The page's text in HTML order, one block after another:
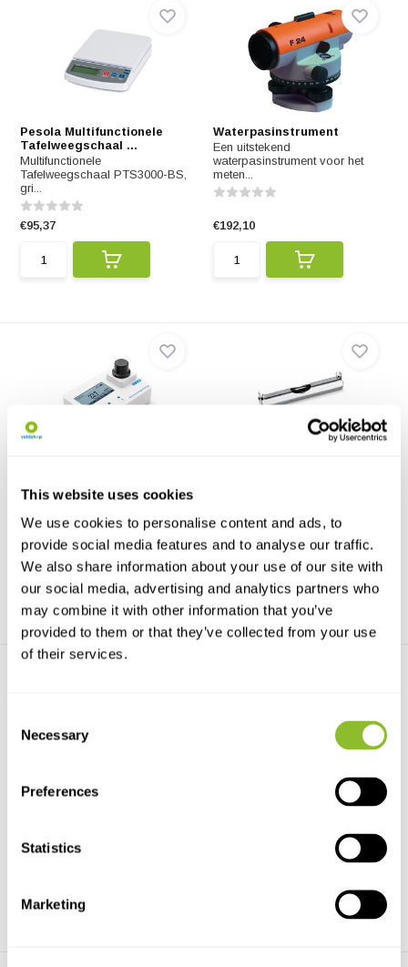
This website uses cookies
We use cookies to personalise content and ads, to
provide social media features and to analyse our traffic.
We also share information about your use of our site with
our social media, advertising and analytics partners who
may combine it with other information that you’ve
provided to them or that they’ve collected from your use
of their services.
Selection
Necessary
Preferences
Statistics
Marketing
Pesola Multifunctionele
Tafelweegschaal ...
Multifunctionele
Tafelweegschaal PTS3000-BS,
gri...
€95,37
Waterpasinstrument
Een uitstekend
waterpasinstrument voor het
meten...
€192,10
De HI97700 Zakformaat
€433,45 €6,10
Minibaak
€264,91
Telescopische Baak van